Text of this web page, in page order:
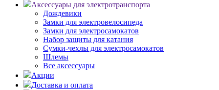
Аксессуары для электротранспорта
Дождевики
Замки для электровелосипеда
Замки для электросамокатов
Набор защиты для катания
Сумки-чехлы для электросамокатов
Шлемы
Все аксессуары
Акции
Доставка и оплата